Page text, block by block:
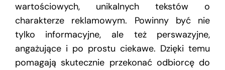
wartościowych, unikalnych tekstów o
charakterze reklamowym. Powinny być nie
tylko informacyjne, ale też perswazyjne,
angażujące i po prostu ciekawe. Dzięki temu
pomagają skutecznie przekonać odbiorcę do